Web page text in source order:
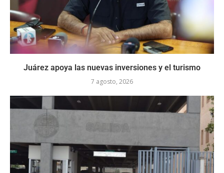
Juárez apoya las nuevas inversiones y el turismo
7 agosto, 2026